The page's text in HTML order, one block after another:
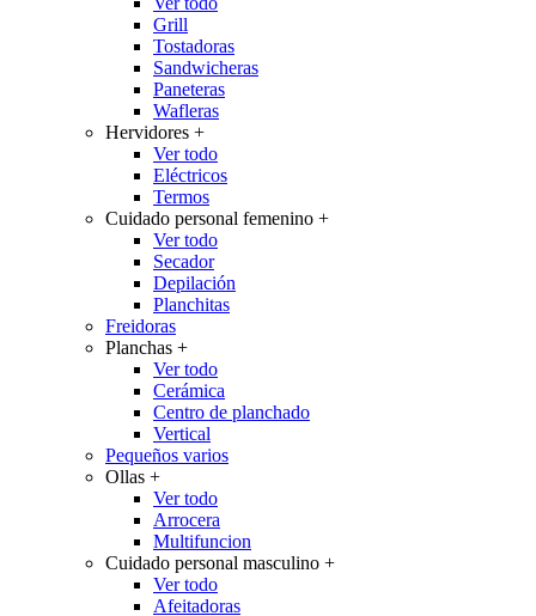
Grill
Tostadoras
Sandwicheras
Paneteras
Wafleras
Hervidores +
Ver todo
Eléctricos
Termos
Cuidado personal femenino +
Ver todo
Secador
Depilación
Planchitas
Freidoras
Planchas +
Ver todo
Cerámica
Centro de planchado
Vertical
Pequeños varios
Ollas +
Ver todo
Arrocera
Multifuncion
Cuidado personal masculino +
Ver todo
Afeitadoras